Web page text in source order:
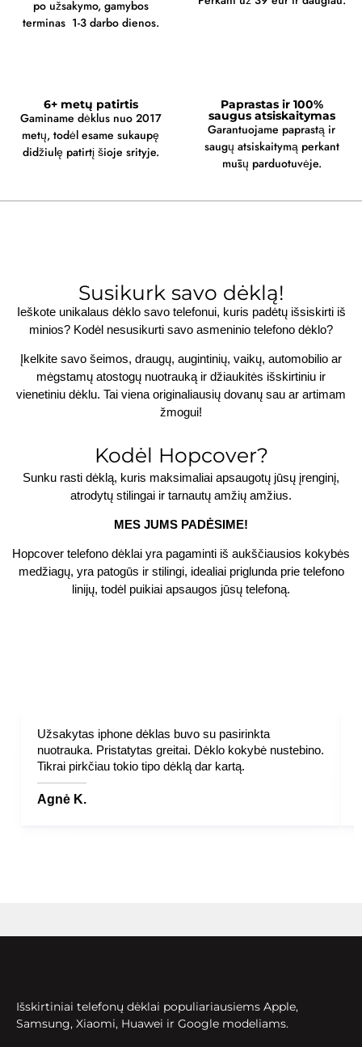
po užsakymo, gamybos
terminas 1-3 darbo dienos.
6+ metų patirtis
Gaminame dėklus nuo 2017
metų, todėl esame sukaupę
didžiulę patirtį šioje srityje.
Paprastas ir 100%
saugus atsiskaitymas
Garantuojame paprastą ir
saugų atsiskaitymą perkant
mūsų parduotuvėje.
Susikurk savo dėklą!
Ieškote unikalaus dėklo savo telefonui, kuris padėtų išsiskirti iš
minios? Kodėl nesusikurti savo asmeninio telefono dėklo?
Įkelkite savo šeimos, draugų, augintinių, vaikų, automobilio ar
mėgstamų atostogų nuotrauką ir džiaukitės išskirtiniu ir
vienetiniu dėklu. Tai viena originaliausių dovanų sau ar artimam
žmogui!
Kodėl Hopcover?
Sunku rasti dėklą, kuris maksimaliai apsaugotų jūsų įrenginį,
atrodytų stilingai ir tarnautų amžių amžius.
MES JUMS PADĖSIME!
Hopcover telefono dėklai yra pagaminti iš aukščiausios kokybės
medžiagų, yra patogūs ir stilingi, idealiai priglunda prie telefono
linijų, todėl puikiai apsaugos jūsų telefoną.
Agnė K.
Užsakytas iphone dėklas buvo su pasirinkta
nuotrauka. Pristatytas greitai. Dėklo kokybė nustebino.
Tikrai pirkčiau tokio tipo dėklą dar kartą.
Išskirtiniai telefonų dėklai populiariausiems Apple,
Samsung, Xiaomi, Huawei ir Google modeliams.